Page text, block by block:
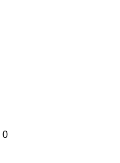
0